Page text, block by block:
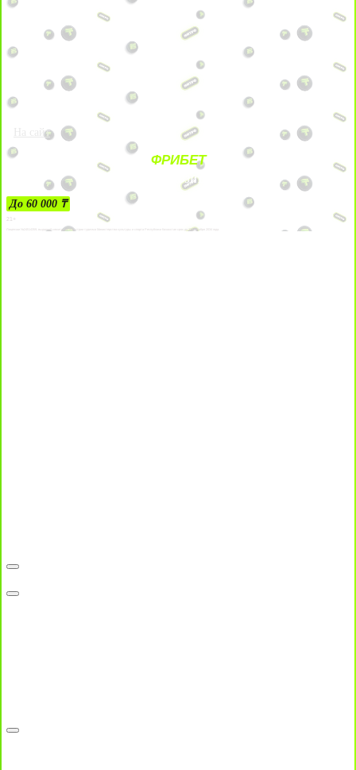
На сайт
ФРИБЕТ
ЗА ДЕПОЗИТЫ
До 60 000 ₸
21+
Лицензии №24514359, выданной комитетом индустрии туризма Министерства культуры и спорта Республики Казахстан срок до 27 сентября 2034 года.